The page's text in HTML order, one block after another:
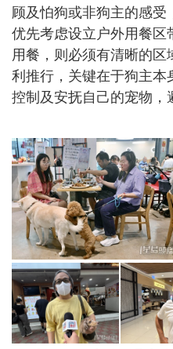
顾及怕狗或非狗主的感
优先考虑设立户外用餐区
用餐，则必须有清晰的区
利推行，关键在于狗主本
控制及安抚自己的宠物，